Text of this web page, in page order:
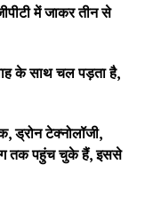
में जाकर तीन से
के साथ चल पड़ता है,
ड्रोन टेक्नोलॉजी,
तक पहुंच चुके हैं, इससे